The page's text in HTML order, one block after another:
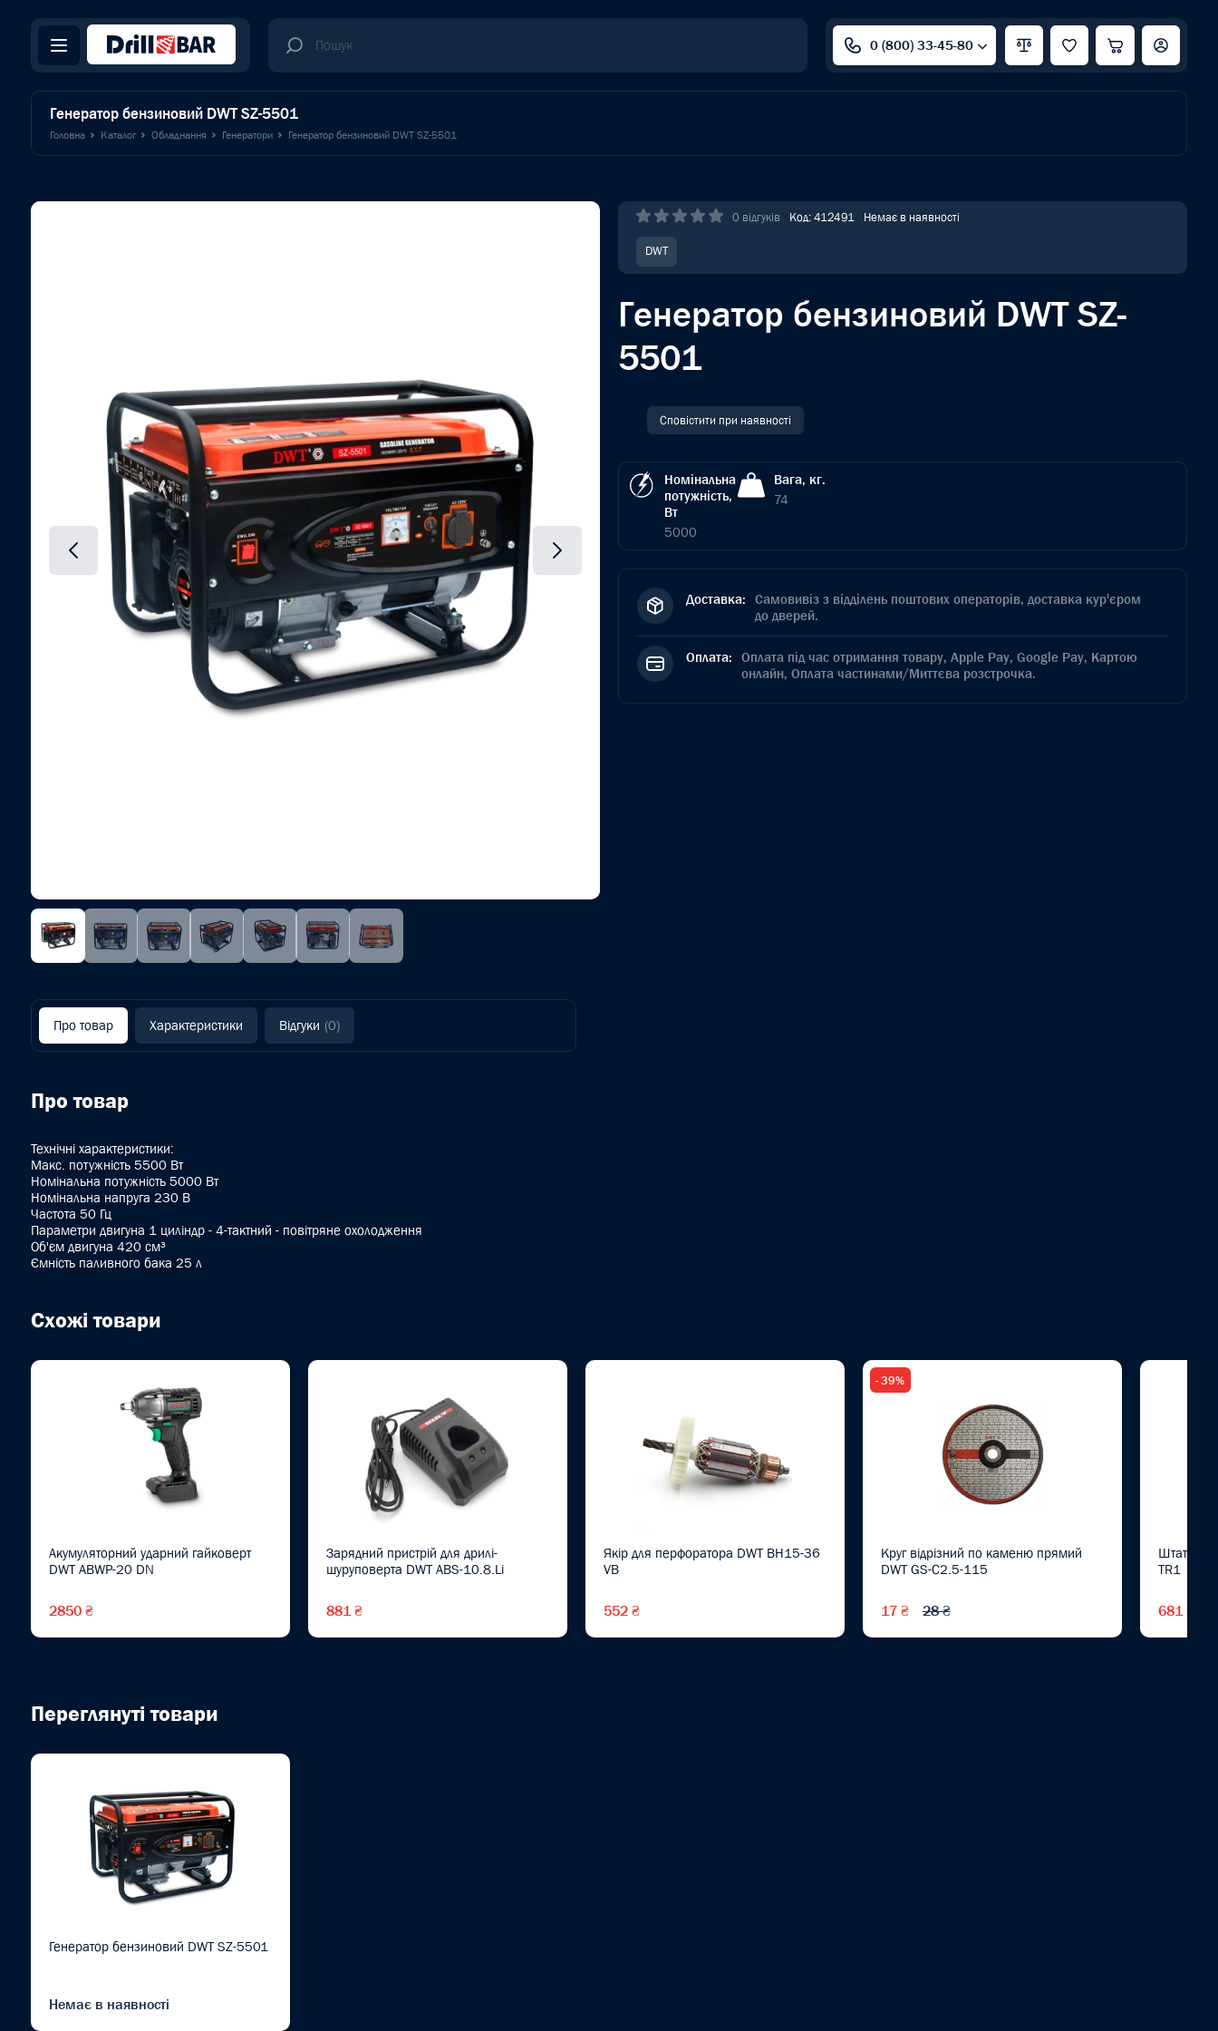
0 (800) 33-45-80
Генератор бензиновий DWT SZ-5501
Головна Каталог Обладнання Генератори Генератор бензиновий DWT SZ-5501
0 відгуків Код: 412491 Немає в наявності
DWT
Генератор бензиновий DWT SZ-
5501
Сповістити при наявності
Номінальна
потужність,
Вт
5000
Вага, кг.
74
Доставка: Самовивіз з відділень поштових операторів, доставка кур'єром
до дверей.
Оплата: Оплата під час отримання товару, Apple Pay, Google Pay, Картою
онлайн, Оплата частинами/Миттєва розстрочка.
Про товар Характеристики Відгуки (0)
Про товар
Технічні характеристики:
Макс. потужність 5500 Вт
Номінальна потужність 5000 Вт
Номінальна напруга 230 B
Частота 50 Гц
Параметри двигуна 1 циліндр - 4-тактний - повітряне охолодження
Об'єм двигуна 420 cм³
Ємність паливного бака 25 л
Схожі товари
Акумуляторний ударний гайковерт
DWT ABWP-20 DN
2850 ₴
Зарядний пристрій для дрилі-
шуруповерта DWT ABS-10.8.Li
881 ₴
Якір для перфоратора DWT ВН15-36
VB
552 ₴
- 39%
Круг відрізний по каменю прямий
DWT GS-C2.5-115
17 ₴ 28 ₴
Штатив до
TR1
681 ₴
Переглянуті товари
Генератор бензиновий DWT SZ-5501
Немає в наявності